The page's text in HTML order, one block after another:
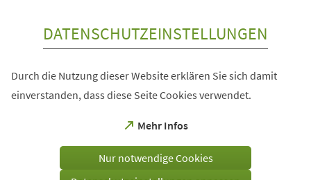
DATENSCHUTZEINSTELLUNGEN
Durch die Nutzung dieser Website erklären Sie sich damit
einverstanden, dass diese Seite Cookies verwendet.
Mehr Infos
(Öffnet
einem
Nur notwendige Cookies